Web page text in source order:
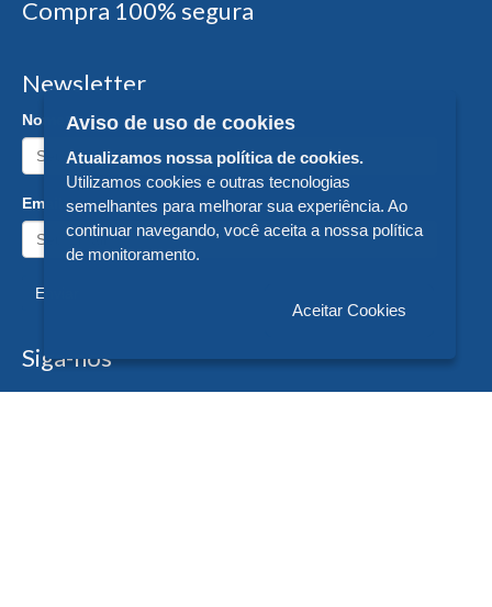
Compra 100% segura
Newsletter
Nome:
Email:
Enviar
Siga-nos
Aviso de uso de cookies
Atualizamos nossa política de cookies.
Utilizamos cookies e outras tecnologias
semelhantes para melhorar sua experiência. Ao
continuar navegando, você aceita a nossa política
de monitoramento.
Aceitar Cookies